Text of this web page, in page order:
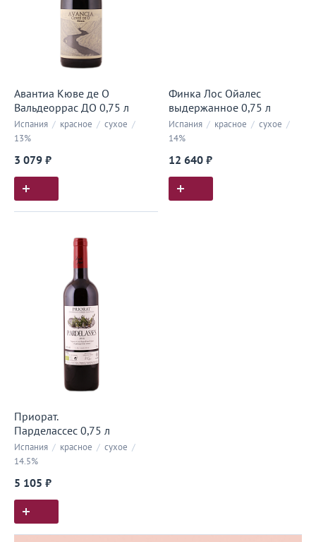
Авантиа Кюве де О
Вальдеоррас ДО 0,75 л
Испания / красное / сухое /
13%
3 079 ₽
Финка Лос Ойалес
выдержанное 0,75 л
Испания / красное / сухое /
14%
12 640 ₽
Приорат.
Парделассес 0,75 л
Испания / красное / сухое /
14.5%
5 105 ₽